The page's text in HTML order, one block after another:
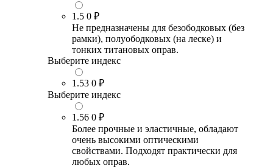
1.5 0 ₽
Не предназначены для безободковых (без
рамки), полуободковых (на леске) и
тонких титановых оправ.
Выберите индекс
1.53 0 ₽
Выберите индекс
1.56 0 ₽
Более прочные и эластичные, обладают
очень высокими оптическими
свойствами. Подходят практически для
любых оправ.